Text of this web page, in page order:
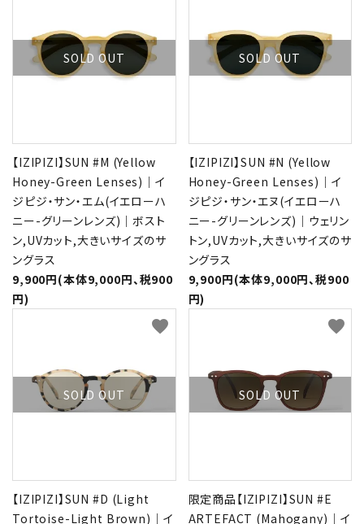
SOLD OUT
【IZIPIZI】SUN #M (Yellow
Honey-Green Lenses)｜イ
ジピジ・サン・エム(イエローハ
ニー-グリーンレンズ)｜ボスト
ン,UVカット,大きいサイズのサ
ングラス
9,900円(本体9,000円、税900
円)
SOLD OUT
【IZIPIZI】SUN #N (Yellow
Honey-Green Lenses)｜イ
ジピジ・サン・エヌ(イエローハ
ニー-グリーンレンズ)｜ウェリン
トン,UVカット,大きいサイズのサ
ングラス
9,900円(本体9,000円、税900
円)
SOLD OUT
【IZIPIZI】SUN #D (Light
Tortoise-Light Brown)｜イ
favorite
SOLD OUT
限定商品【IZIPIZI】SUN #E
ARTEFACT (Mahogany)｜イ
favorite